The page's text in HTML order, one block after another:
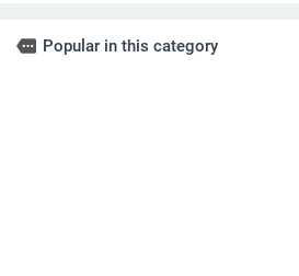
more Popular in this category